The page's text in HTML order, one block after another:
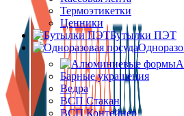
Термоэтикетки
Ценники
Бутылки ПЭТ
Барные украшения
Ведра
ВСП Стакан
ВСП Контейнер